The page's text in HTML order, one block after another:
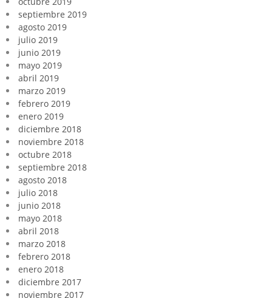
septiembre 2019
agosto 2019
julio 2019
junio 2019
mayo 2019
abril 2019
marzo 2019
febrero 2019
enero 2019
diciembre 2018
noviembre 2018
octubre 2018
septiembre 2018
agosto 2018
julio 2018
junio 2018
mayo 2018
abril 2018
marzo 2018
febrero 2018
enero 2018
diciembre 2017
noviembre 2017